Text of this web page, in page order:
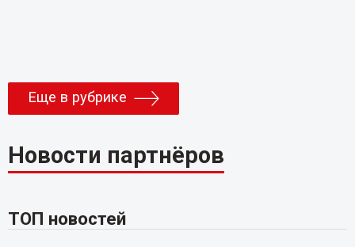
Еще в рубрике
Новости партнёров
ТОП новостей